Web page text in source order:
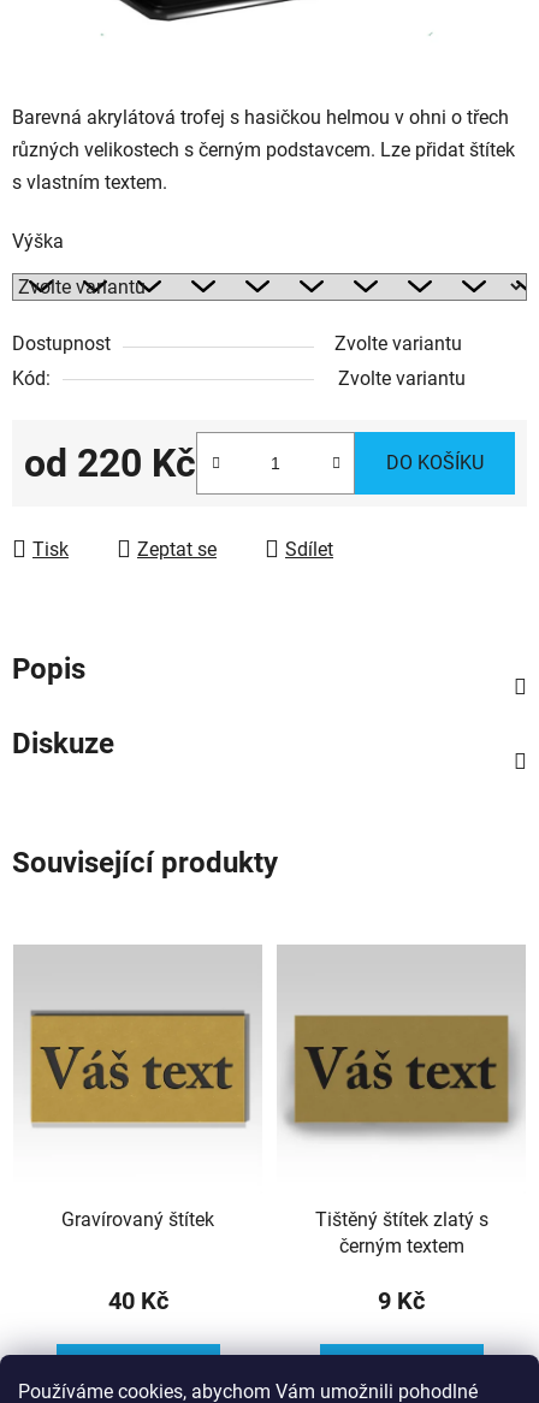
Používáme cookies, abychom Vám umožnili pohodlné
Barevná akrylátová trofej s hasičkou helmou v ohni o třech
různých velikostech s černým podstavcem. Lze přidat štítek
s vlastním textem.
Výška
Dostupnost
Zvolte variantu
Kód:
Zvolte variantu
od 220 Kč DO KOŠÍKU
Tisk Zeptat se Sdílet
Popis
Diskuze
Související produkty
Gravírovaný štítek
40 Kč
Tištěný štítek zlatý s
černým textem
9 Kč